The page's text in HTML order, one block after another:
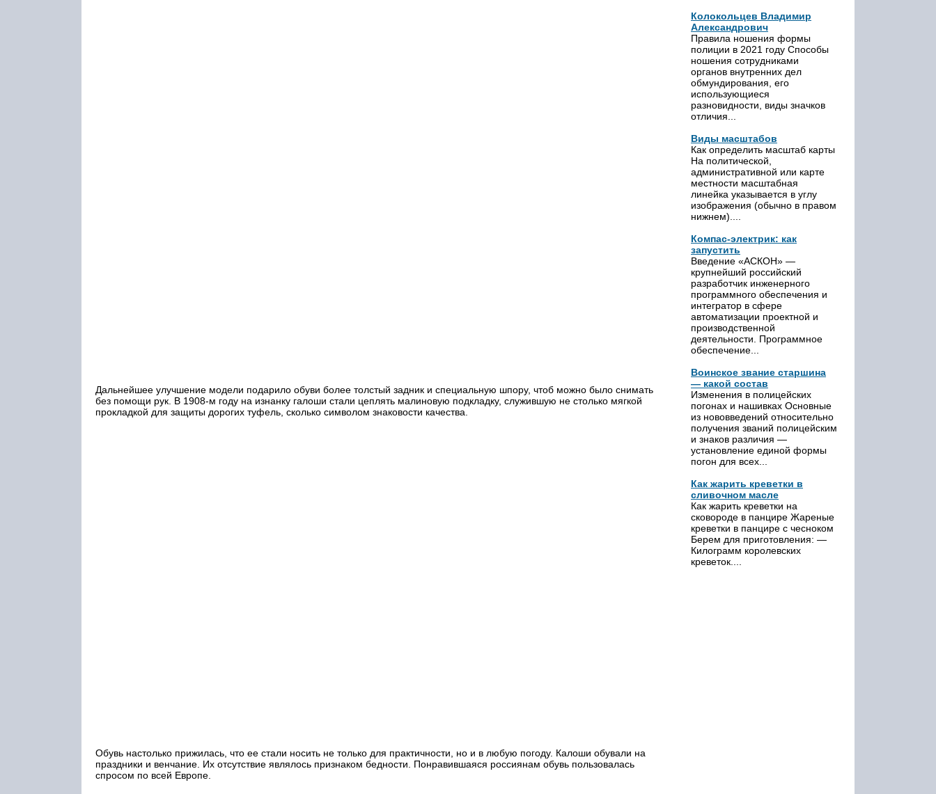
Дальнейшее улучшение модели подарило обуви более толстый задник и специальную шпору, чтоб можно было снимать
без помощи рук. В 1908-м году на изнанку галоши стали цеплять малиновую подкладку, служившую не столько мягкой
прокладкой для защиты дорогих туфель, сколько символом знаковости качества.
Обувь настолько прижилась, что ее стали носить не только для практичности, но и в любую погоду. Калоши обували на
праздники и венчание. Их отсутствие являлось признаком бедности. Понравившаяся россиянам обувь пользовалась
спросом по всей Европе.
Колокольцев Владимир
Александрович
Правила ношения формы
полиции в 2021 году Способы
ношения сотрудниками
органов внутренних дел
обмундирования, его
использующиеся
разновидности, виды значков
отличия...
Виды масштабов
Как определить масштаб карты
На политической,
административной или карте
местности масштабная
линейка указывается в углу
изображения (обычно в правом
нижнем)....
Компас-электрик: как
запустить
Введение «АСКОН» —
крупнейший российский
разработчик инженерного
программного обеспечения и
интегратор в сфере
автоматизации проектной и
производственной
деятельности. Программное
обеспечение...
Воинское звание старшина
— какой состав
Изменения в полицейских
погонах и нашивках Основные
из нововведений относительно
получения званий полицейским
и знаков различия —
установление единой формы
погон для всех...
Как жарить креветки в
сливочном масле
Как жарить креветки на
сковороде в панцире Жареные
креветки в панцире с чесноком
Берем для приготовления: —
Килограмм королевских
креветок....